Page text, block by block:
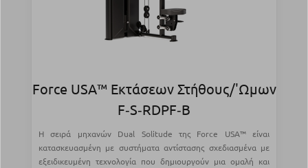
Force USA™ Εκτάσεων Στήθους/'Ωμων
F‑S‑RDPF‑B
Η σειρά μηχανών Dual Solitude της Force USA™ είναι
κατασκευασμένη με συστήματα αντίστασης σχεδιασμένα με
εξειδικευμένη τεχνολογία που δημιουργούν μια ομαλή και